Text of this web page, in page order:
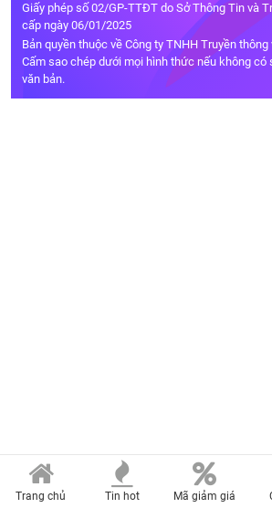
Giấy phép số 02/GP-TTĐT do Sở Thông Tin và
cấp ngày 06/01/2025
Bản quyền thuộc về Công ty TNHH Truyền thông
Cấm sao chép dưới mọi hình thức nếu không có
văn bản.
Trang chủ Tin hot Mã giảm giá